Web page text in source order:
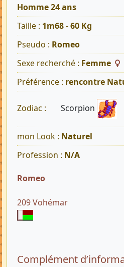
Homme 24 ans
Taille : 1m68 - 60 Kg
Pseudo : Romeo
Sexe recherché : Femme
Préférence : rencontre
Zodiac : Scorpion
mon Look : Naturel
Profession : N/A
Romeo
209 Vohémar
Complément